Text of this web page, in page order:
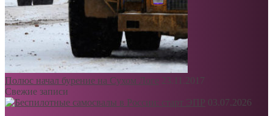
Полюс начал бурение на Сухом Логе 23.11.2017
Свежие записи
03.07.2026